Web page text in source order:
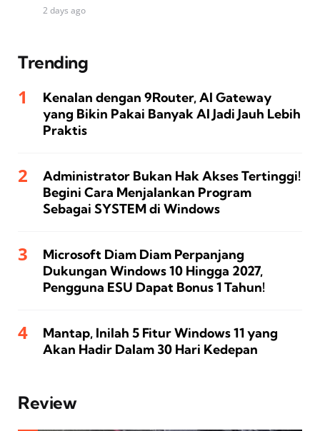
2 days ago
Trending
Kenalan dengan 9Router, AI Gateway
yang Bikin Pakai Banyak AI Jadi Jauh Lebih
Praktis
Administrator Bukan Hak Akses Tertinggi!
Begini Cara Menjalankan Program
Sebagai SYSTEM di Windows
Microsoft Diam Diam Perpanjang
Dukungan Windows 10 Hingga 2027,
Pengguna ESU Dapat Bonus 1 Tahun!
Mantap, Inilah 5 Fitur Windows 11 yang
Akan Hadir Dalam 30 Hari Kedepan
Review